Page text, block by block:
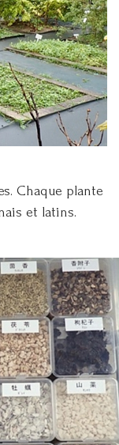
Chaque plante
et latins.